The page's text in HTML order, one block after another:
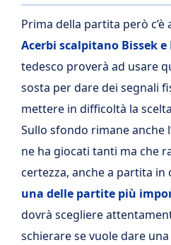
Prima della partita però
Acerbi scalpitano Bissek e
tedesco proverà ad usare
sosta per dare dei segnali
mettere in difficoltà la
Sullo sfondo rimane anche
ne ha giocati tanti ma che
certezza, anche a partita in
una delle partite più
dovrà scegliere
schierare se vuole dare